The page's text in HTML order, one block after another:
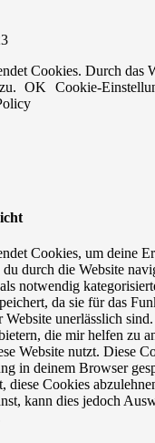
Cookies. Durch das
OK
Cookie-
Cookies, um deine
durch die Website
notwendig
da sie für das
unerlässlich
die mir helfen zu
Website nutzt. Diese
in deinem Browser
diese Cookies
kann dies jedoch